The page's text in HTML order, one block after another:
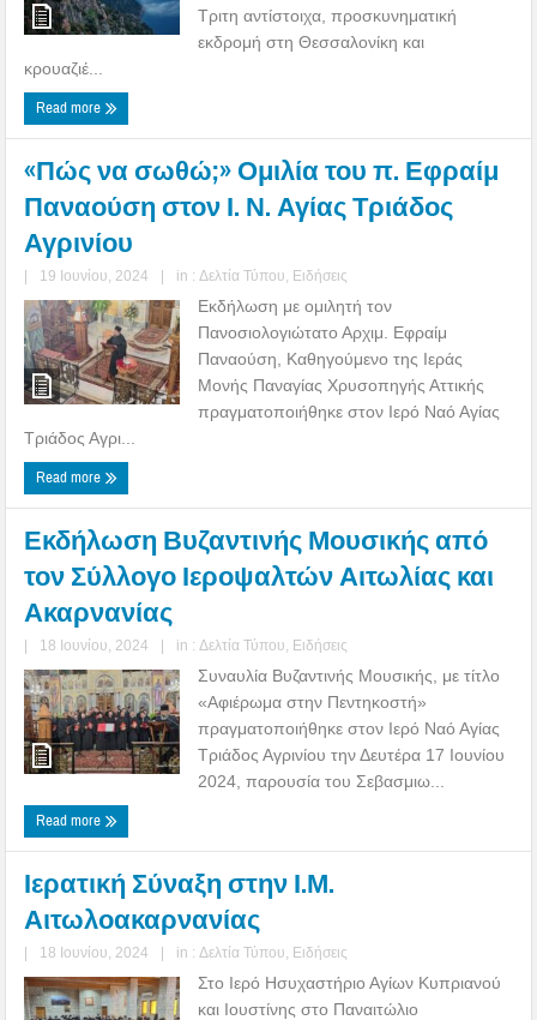
Τριτη αντίστοιχα, προσκυνηματική
εκδρομή στη Θεσσαλονίκη και
κρουαζιέ...
Read more
«Πώς να σωθώ;» Ομιλία του π. Εφραίμ
Παναούση στον Ι. Ν. Αγίας Τριάδος
Αγρινίου
| 19 Ιουνίου, 2024 | in : Δελτία Τύπου Ειδήσεις
Εκδήλωση με ομιλητή τον
Πανοσιολογιώτατο Αρχιμ. Εφραίμ
Παναούση, Καθηγούμενο της Ιεράς
Μονής Παναγίας Χρυσοπηγής Αττικής
πραγματοποιήθηκε στον Ιερό Ναό Αγίας
Τριάδος Αγρι...
Read more
Εκδήλωση Βυζαντινής Μουσικής από
τον Σύλλογο Ιεροψαλτών Αιτωλίας και
Ακαρνανίας
| 18 Ιουνίου, 2024 | in : Δελτία Τύπου Ειδήσεις
Συναυλία Βυζαντινής Μουσικής, με τίτλο
«Αφιέρωμα στην Πεντηκοστή»
πραγματοποιήθηκε στον Ιερό Ναό Αγίας
Τριάδος Αγρινίου την Δευτέρα 17 Ιουνίου
2024, παρουσία του Σεβασμιω...
Read more
Ιερατική Σύναξη στην Ι.Μ.
Αιτωλοακαρνανίας
| 18 Ιουνίου, 2024 | in : Δελτία Τύπου Ειδήσεις
Στο Ιερό Ησυχαστήριο Αγίων Κυπριανού
και Ιουστίνης στο Παναιτώλιο